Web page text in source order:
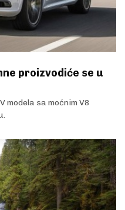
proizvodiće se u
modela sa moćnim V8